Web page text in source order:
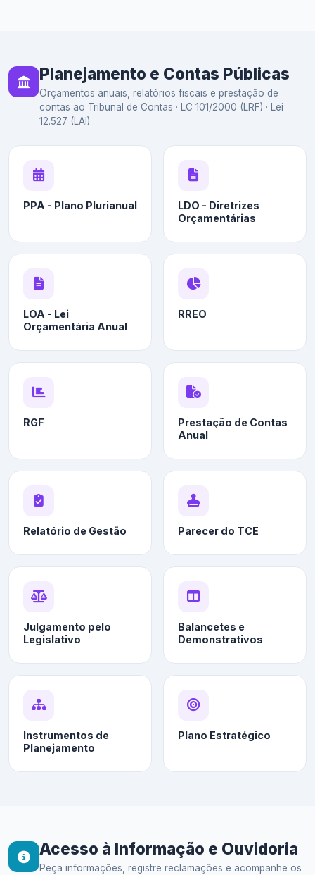
Planejamento e Contas Públicas
Orçamentos anuais, relatórios fiscais e prestação de
contas ao Tribunal de Contas · LC 101/2000 (LRF) · Lei
12.527 (LAI)
PPA - Plano Plurianual
LDO - Diretrizes
Orçamentárias
LOA - Lei
Orçamentária Anual
RREO
RGF
Prestação de Contas
Anual
Relatório de Gestão Parecer do TCE
Julgamento pelo
Legislativo
Balancetes e
Demonstrativos
Instrumentos de
Planejamento
Plano Estratégico
Acesso à Informação e Ouvidoria
Peça informações, registre reclamações e acompanhe os